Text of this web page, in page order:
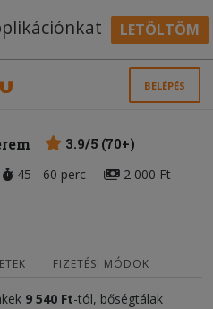
LETÖLTÖM
BELÉPÉS
3.9/5 (70+)
45 - 60 perc 2 000 Ft
FIZETÉSI MÓDOK
9 540 Ft-tól, bőségtálak